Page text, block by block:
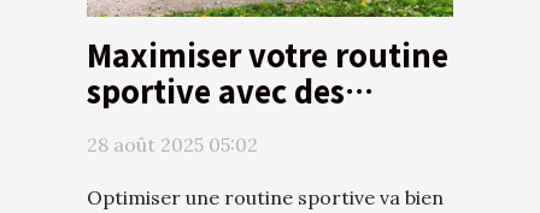
Maximiser votre routine
sportive avec des
compléments naturels
28 août 2025 05:02
Optimiser une routine sportive va bien